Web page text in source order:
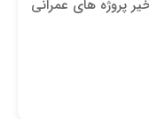
پروژه های عمرانی